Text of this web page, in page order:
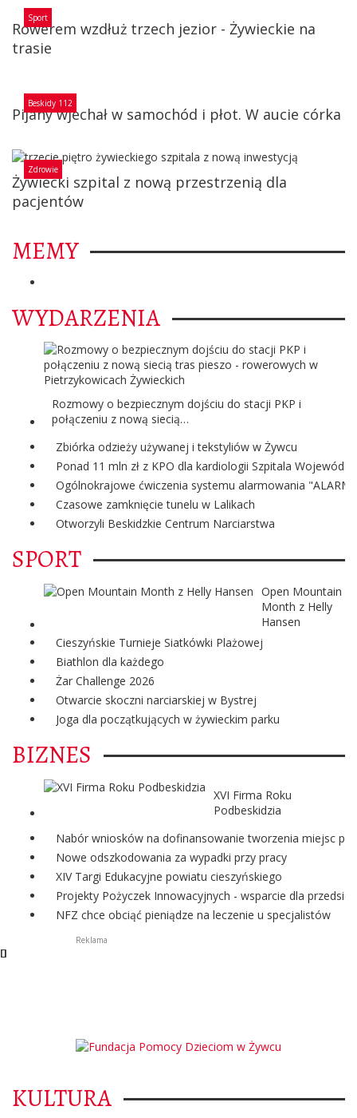
Sport
Rowerem wzdłuż trzech jezior - Żywieckie na
trasie
Beskidy 112
Pijany wjechał w samochód i płot. W aucie córka
Zdrowie
Żywiecki szpital z nową przestrzenią dla
pacjentów
MEMY
WYDARZENIA
Rozmowy o bezpiecznym dojściu do stacji PKP i
połączeniu z nową siecią…
Zbiórka odzieży używanej i tekstyliów w Żywcu
Ponad 11 mln zł z KPO dla kardiologii Szpitala
Ogólnokrajowe ćwiczenia systemu alarmowania "ALARM"
Czasowe zamknięcie tunelu w Lalikach
Otworzyli Beskidzkie Centrum Narciarstwa
SPORT
Open Mountain
Month z Helly
Hansen
Cieszyńskie Turnieje Siatkówki Plażowej
Biathlon dla każdego
Żar Challenge 2026
Otwarcie skoczni narciarskiej w Bystrej
Joga dla początkujących w żywieckim parku
BIZNES
XVI Firma Roku
Podbeskidzia
Nabór wniosków na dofinansowanie tworzenia miejsc
Nowe odszkodowania za wypadki przy pracy
XIV Targi Edukacyjne powiatu cieszyńskiego
Projekty Pożyczek Innowacyjnych - wsparcie dla
NFZ chce obciąć pieniądze na leczenie u specjalistów
Reklama
KULTURA